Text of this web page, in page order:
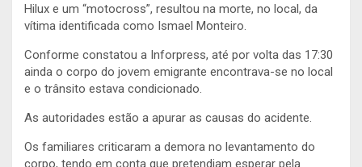
Hilux e um “motocross”, resultou na morte, no local, da
vítima identificada como Ismael Monteiro.
Conforme constatou a Inforpress, até por volta das 17:30
ainda o corpo do jovem emigrante encontrava-se no local
e o trânsito estava condicionado.
As autoridades estão a apurar as causas do acidente.
Os familiares criticaram a demora no levantamento do
corpo, tendo em conta que pretendiam esperar pela